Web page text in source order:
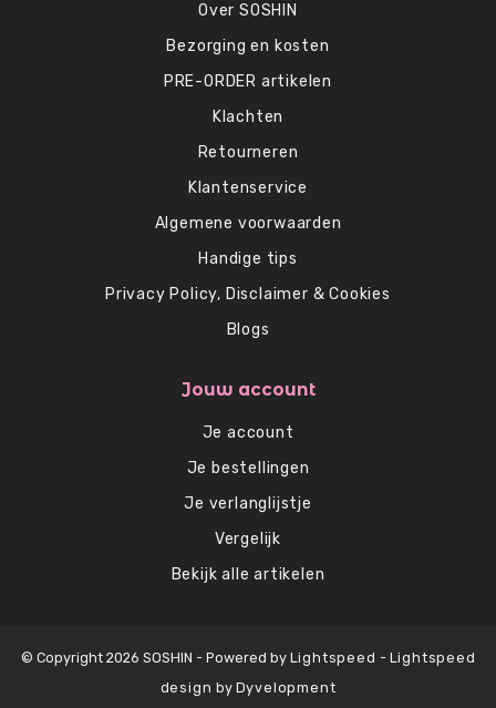
Over SOSHIN
Bezorging en kosten
PRE-ORDER artikelen
Klachten
Retourneren
Klantenservice
Algemene voorwaarden
Handige tips
Privacy Policy, Disclaimer & Cookies
Blogs
Jouw account
Je account
Je bestellingen
Je verlanglijstje
Vergelijk
Bekijk alle artikelen
© Copyright 2026 SOSHIN - Powered by Lightspeed - Lightspeed
design by Dyvelopment